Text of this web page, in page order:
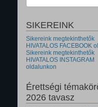
SIKEREINK
Sikereink megtekinthetők
HIVATALOS FACEBOOK
Sikereink megtekinthetők
HIVATALOS INSTAGRAM
oldalunkon
Érettségi
2026 tavasz